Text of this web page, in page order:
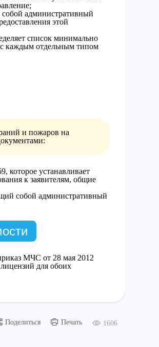
административный
этой
список минимально
с каждым отдельным типом
и пожаров на
которое устанавливает
к заявителям, общие
собой административный
МЧС от 28 мая 2012
для обоих
Поделиться Печать 1606